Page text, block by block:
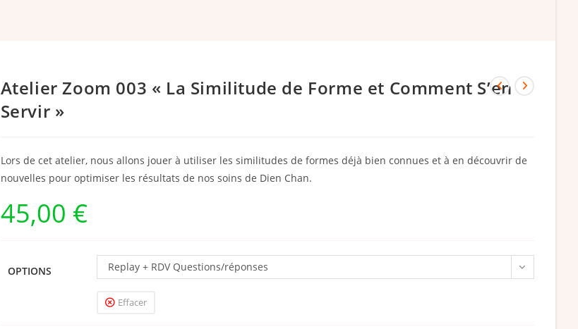
Atelier Zoom 003 « La Similitude de Forme et Comment S’en
Servir »
Lors de cet atelier, nous allons jouer à utiliser les similitudes de formes déjà bien connues et à en découvrir de
nouvelles pour optimiser les résultats de nos soins de Dien Chan.
45,00 €
OPTIONS Replay + RDV Questions/réponses
Effacer